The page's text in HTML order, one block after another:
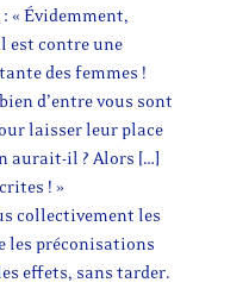
: « Évidemment,
est contre une
des femmes !
d’entre vous sont
laisser leur place
aurait-il ? Alors […]
! »
collectivement les
les préconisations
effets, sans tarder.